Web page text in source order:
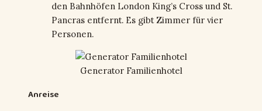
den Bahnhöfen London King’s Cross und St.
Pancras entfernt. Es gibt Zimmer für vier
Personen.
Generator Familienhotel
Anreise